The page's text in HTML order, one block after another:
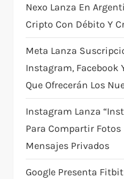
a
t
i
o
n
Nexo Lanza En
Cripto Con Débito Y
Meta Lanza
Instagram, Facebook
Que Ofrecerán Los
Instagram Lanza
Para Compartir Fotos
Mensajes Privados
Google Presenta